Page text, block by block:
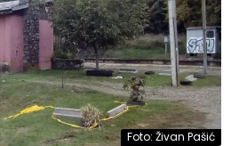
Foto: Živan Pašić